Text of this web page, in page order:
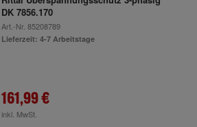
DK 7856.170
Art.-Nr. 85208789
Lieferzeit: 4-7 Arbeitstage
161,99 €
inkl. MwSt.